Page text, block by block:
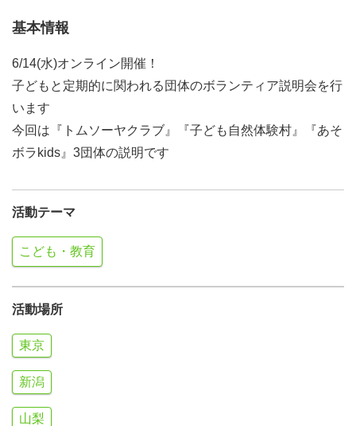
基本情報
6/14(水)オンライン開催！
子どもと定期的に関われる団体のボランティア説明会を行
います
今回は『トムソーヤクラブ』『子ども自然体験村』『あそ
ボラkids』3団体の説明です
活動テーマ
こども・教育
活動場所
東京
新潟
山梨